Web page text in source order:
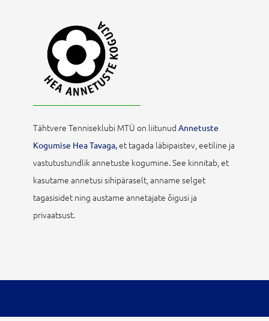
Tähtvere Tenniseklubi MTÜ on liitunud Annetuste
Kogumise Hea Tavaga,et tagada läbipaistev, eetiline ja
vastutustundlik annetuste kogumine. See kinnitab, et
kasutame annetusi sihipäraselt, anname selget
tagasisidet ning austame annetajate õigusi ja
privaatsust.